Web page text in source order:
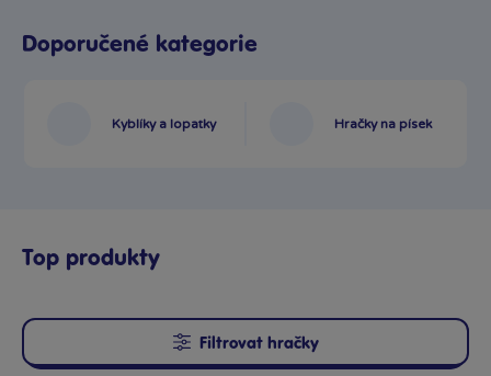
Doporučené kategorie
Kyblíky a lopatky Hračky na písek
Top produkty
Filtrovat hračky